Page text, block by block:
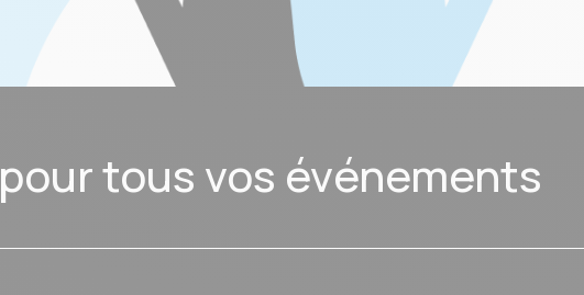
pour tous vos événements